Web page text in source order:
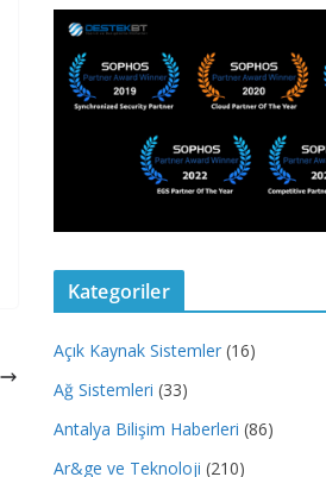
Kategoriler
Açık Kaynak Sistemler (16)
Ağ Sistemleri (33)
Antalya Bilişim Haberleri (86)
Ar&ge ve Teknoloji (210)